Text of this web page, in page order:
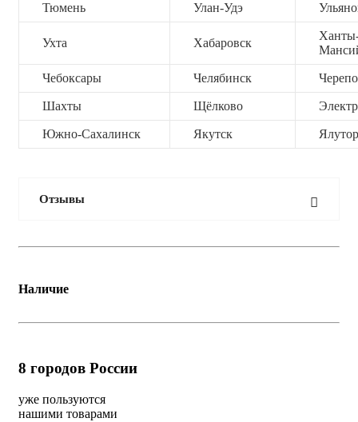
Тюмень Улан-Удэ
Ухта Хабаровск
Чебоксары Челябинск
Шахты Щёлково
Южно-Сахалинск Якутск
Отзывы
Наличие
8 городов России
уже пользуются
нашими товарами